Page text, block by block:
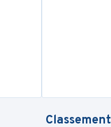
Classement